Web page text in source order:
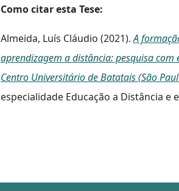
Como citar esta Tese:
Almeida, Luís Cláudio (2021).A
aprendizagem a distância: pesquisa com
Centro Universitário de Batatais (São
especialidade Educação a Distância e